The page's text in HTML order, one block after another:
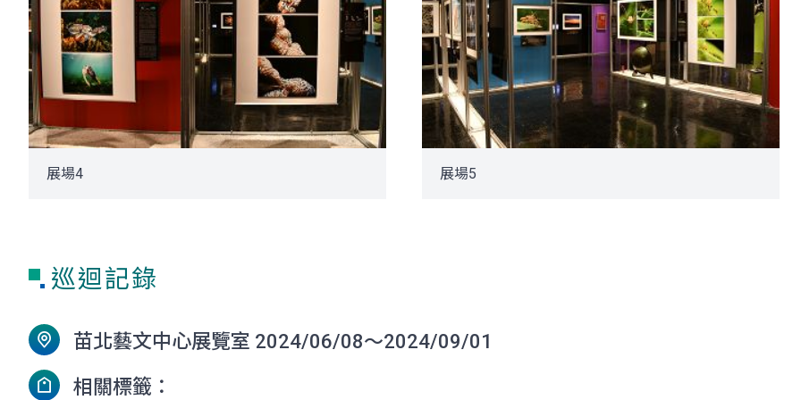
展場4 展場5
巡迴記錄
苗北藝文中心展覽室 2024/06/08～2024/09/01
相關標籤：